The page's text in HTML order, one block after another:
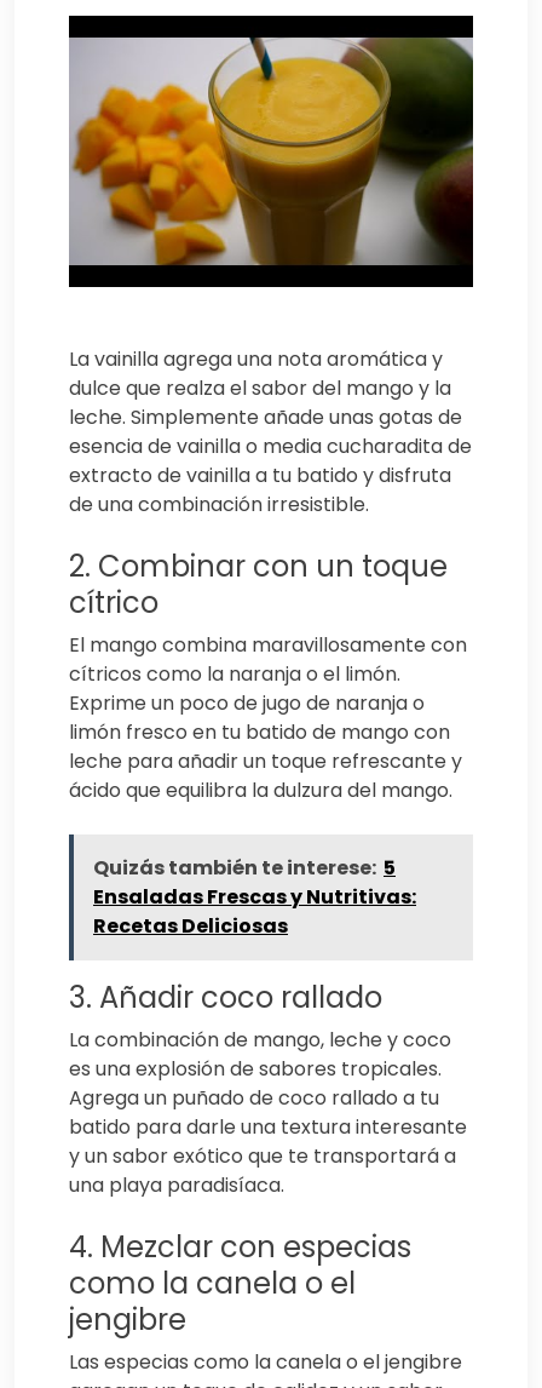
La vainilla agrega una nota aromática y
dulce que realza el sabor del mango y la
leche. Simplemente añade unas gotas de
esencia de vainilla o media cucharadita de
extracto de vainilla a tu batido y disfruta
de una combinación irresistible.
2. Combinar con un toque
cítrico
El mango combina maravillosamente con
cítricos como la naranja o el limón.
Exprime un poco de jugo de naranja o
limón fresco en tu batido de mango con
leche para añadir un toque refrescante y
ácido que equilibra la dulzura del mango.
Quizás también te interese: 5
Ensaladas Frescas y Nutritivas:
Recetas Deliciosas
3. Añadir coco rallado
La combinación de mango, leche y coco
es una explosión de sabores tropicales.
Agrega un puñado de coco rallado a tu
batido para darle una textura interesante
y un sabor exótico que te transportará a
una playa paradisíaca.
4. Mezclar con especias
como la canela o el
jengibre
Las especias como la canela o el jengibre